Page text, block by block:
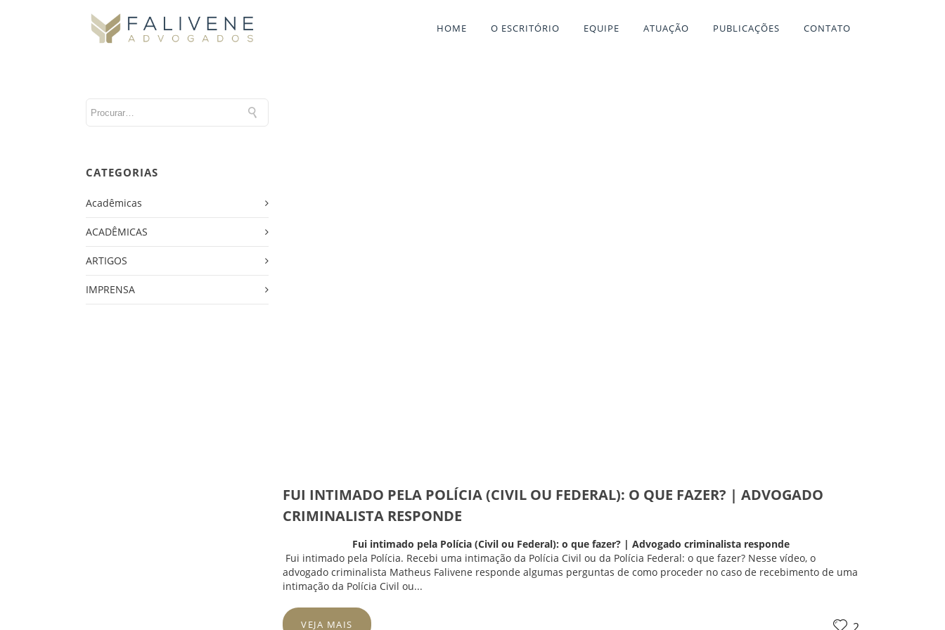
HOME O ESCRITÓRIO EQUIPE ATUAÇÃO PUBLICAÇÕES CONTATO
CATEGORIAS
Acadêmicas
ACADÊMICAS
ARTIGOS
IMPRENSA
FUI INTIMADO PELA POLÍCIA (CIVIL OU FEDERAL): O QUE FAZER? | ADVOGADO
CRIMINALISTA RESPONDE
Fui intimado pela Polícia (Civil ou Federal): o que fazer? | Advogado criminalista responde
Fui intimado pela Polícia. Recebi uma intimação da Polícia Civil ou da Polícia Federal: o que fazer? Nesse vídeo, o
advogado criminalista Matheus Falivene responde algumas perguntas de como proceder no caso de recebimento de uma
intimação da Polícia Civil ou...
VEJA MAIS